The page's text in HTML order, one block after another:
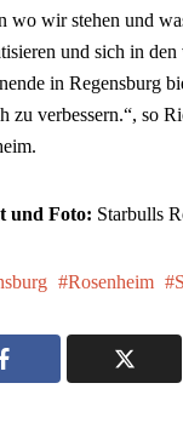
wo wir stehen und
und sich in
in Regensburg
zu verbessern.“, so
und Foto: Starbulls
Rosenheim